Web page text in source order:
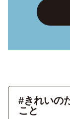
#きれいの
こと